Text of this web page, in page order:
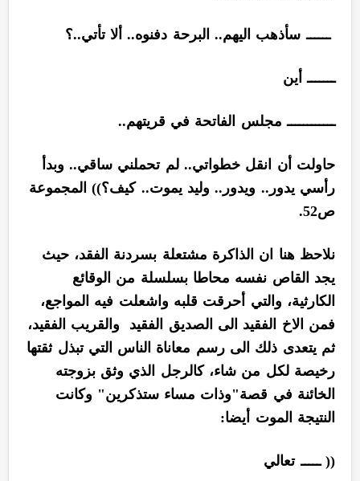
ــــــ سأذهب اليهم.. البرحة دفنوه.. ألا تأتي..؟
ـــــــ أين
ــــــــــــ مجلس الفاتحة في قريتهم..
حاولت أن انقل خطواتي.. لم تحملني ساقي.. وبدأ
رأسي يدور.. ويدور.. وليد يموت.. كيف؟)) المجموعة
ص52.
نلاحظ هنا ان الذاكرة مشتعلة بسردنة الفقد، حيث
يجد القاص نفسه محاطا بسلسلة من الوقائع
الكارثية، والتي أحرقت قلبه واشعلت فيه المواجع،
فمن الاخ الفقيد الى الصديق الفقيد والقريب الفقيد،
ثم يتعدى ذلك الى رسم معاناة الناس التي تبذل ثقتها
رخيصة لكل من شاء، كالرجل الذي وثق بزوجته
الخائنة في قصة"وذات مساء ستذكرين" وكانت
النتيجة الموت أيضا:
(( ـــــ تعالي